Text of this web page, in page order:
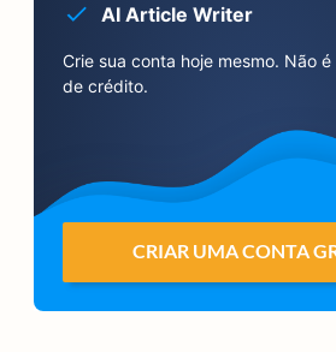
AI Article Writer
Crie sua conta hoje mesmo. Não
de crédito.
CRIAR UMA CONTA